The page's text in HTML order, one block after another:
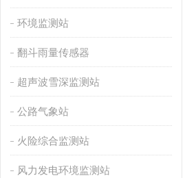
环境监测站
翻斗雨量传感器
超声波雪深监测站
公路气象站
火险综合监测站
风力发电环境监测站